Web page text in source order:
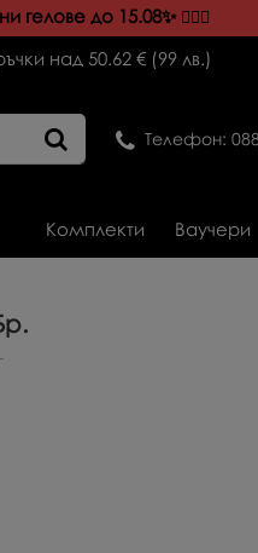
гелове до 15.08✨️💁🏻‍♀️
над 50.62 € (99 лв.)
Телефон:
Комплекти Ваучери